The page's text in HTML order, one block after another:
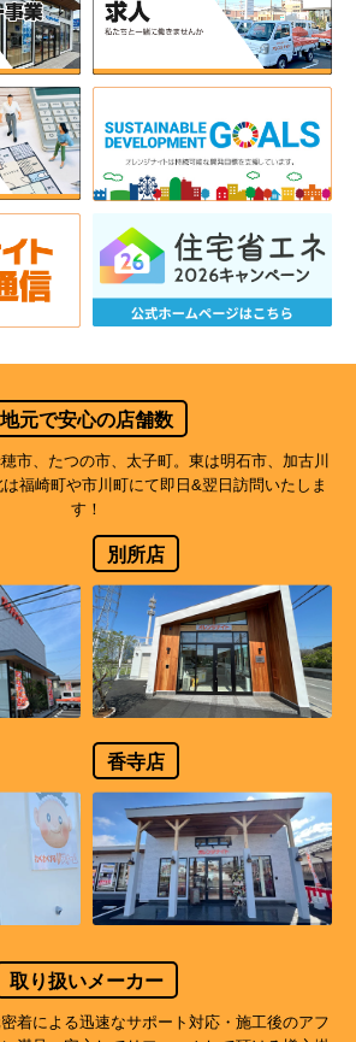
地元で安心の店舗数
市、たつの市、太子町。東は明石市、加古川
福崎町や市川町にて即日&翌日訪問いたしま
す！
別所店
香寺店
取り扱いメーカー
着による迅速なサポート対応・施工後のアフ